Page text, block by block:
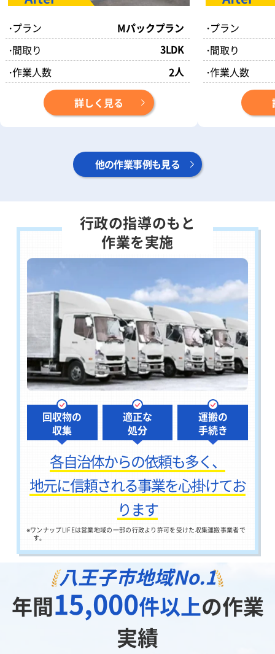
・プラン
Mパックプラン
・間取り
3LDK
・作業人数 2人
詳しく見る
・プラン
・間取り
・作業人数
他の作業事例も見る
行政の指導のもと
作業を実施
回収物の
収集
適正な
処分
運搬の
手続き
各自治体からの依頼も多く、
地元に信頼される事業を心掛けてお
ります
※ワンナップLIFEは営業地域の一部の行政より許可を受けた収集運搬事業者で
す。
八王子市地域No.1
年間15,000件以上の作業
実績